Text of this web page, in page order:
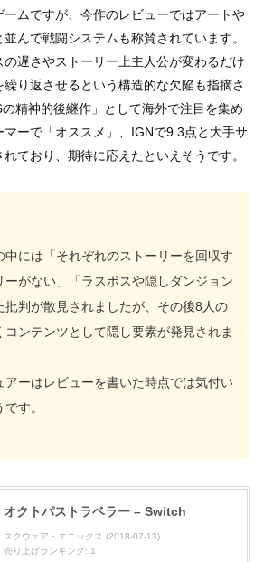
ムですが、今作のレビューではアートや
んで戦闘システムも称賛されています。
遅さやストーリー上主人公が変わるだけ
り返させるという構造的な欠陥も指摘さ
精神的後継作」として海外で注目を集め
マーで「オススメ」、IGNで9.3点と大手サ
ており、期待に応えたといえそうです。
中には「それぞれのストーリーを回収す
ーがない」「ラスボスや隠しダンジョン
批判が散見されましたが、その後8人の
コンテンツとして隠し要素が発見されま
アーはレビューを書いた時点では気付い
す。
オクトパストラベラー – Switch
スクウェア・エニックス (2018-07-13)
売り上げランキング: 1